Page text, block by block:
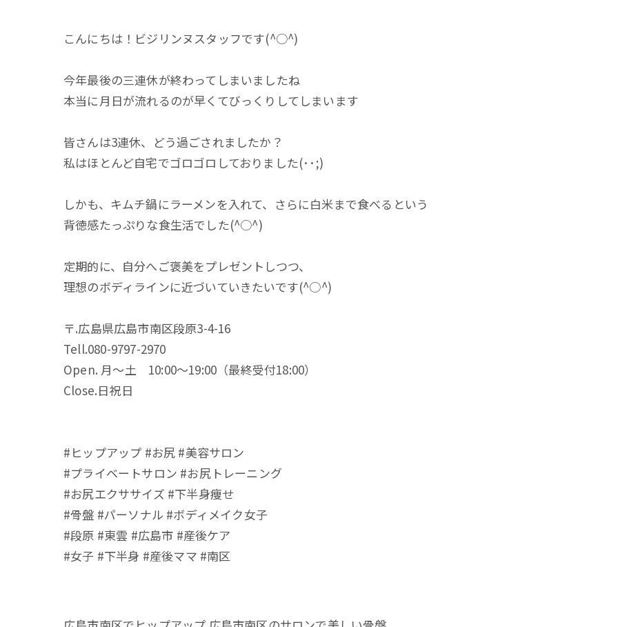
こんにちは！ビジリンヌスタッフです(^○^)
今年最後の三連休が終わってしまいましたね
本当に月日が流れるのが早くてびっくりしてしまいます
皆さんは3連休、どう過ごされましたか？
私はほとんど自宅でゴロゴロしておりました(･･;)
しかも、キムチ鍋にラーメンを入れて、さらに白米まで食べるという
背徳感たっぷりな食生活でした(^○^)
定期的に、自分へご褒美をプレゼントしつつ、
理想のボディラインに近づいていきたいです(^○^)
〒.広島県広島市南区段原3-4-16
Tell.080-9797-2970
Open. 月〜土 10:00〜19:00（最終受付18:00）
Close.日祝日
#ヒップアップ #お尻 #美容サロン
#プライベートサロン #お尻トレーニング
#お尻エクササイズ #下半身痩せ
#骨盤 #パーソナル #ボディメイク女子
#段原 #東雲 #広島市 #産後ケア
#女子 #下半身 #産後ママ #南区